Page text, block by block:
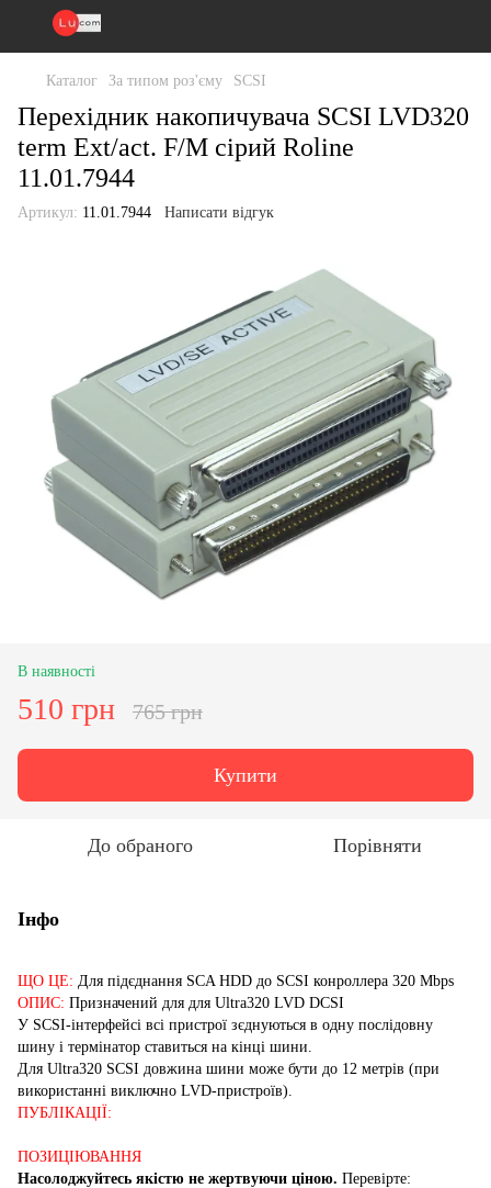
Каталог За типом роз'єму SCSI
Перехідник накопичувача SCSI LVD320
term Ext/act. F/M сірий Roline
11.01.7944
Артикул: 11.01.7944 Написати відгук
В наявності
510 грн 765 грн
Купити
До обраного Порівняти
Інфо
ЩО ЦЕ: Для підєднання SCA HDD до SCSI конроллера 320 Mbps
ОПИС: Призначений для для Ultra320 LVD DCSI
У SCSI-інтерфейсі всі пристрої зєднуються в одну послідовну
шину і термінатор ставиться на кінці шини.
Для Ultra320 SCSI довжина шини може бути до 12 метрів (при
використанні виключно LVD-пристроїв).
ПУБЛІКАЦІЇ:
ПОЗИЦІЮВАННЯ
Насолоджуйтесь якістю не жертвуючи ціною. Перевірте: